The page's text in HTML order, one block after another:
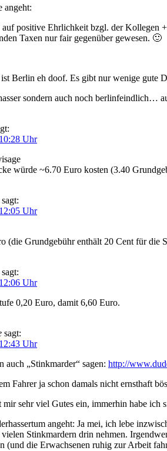
angeht:
positive Ehrlichkeit bzgl. der Kollegen
Taxen nur fair gegenüber gewesen. 🙂
Berlin eh doof. Es gibt nur wenige gute
sondern auch noch berlinfeindlich…
Uhr
würde ~6.70 Euro kosten (3.40
sagt:
Uhr
(die Grundgebühr enthält 20 Cent für die
sagt:
Uhr
0,20 Euro, damit 6,60 Euro.
sagt:
Uhr
auch „Stinkmarder“ sagen: http://
Fahrer ja schon damals nicht ernsthaft
sehr viel Gutes ein, immerhin habe ich
angeht: Ja mei, ich lebe
Stinkmardern drin nehmen.
(und die Erwachsenen ruhig zur Arbeit